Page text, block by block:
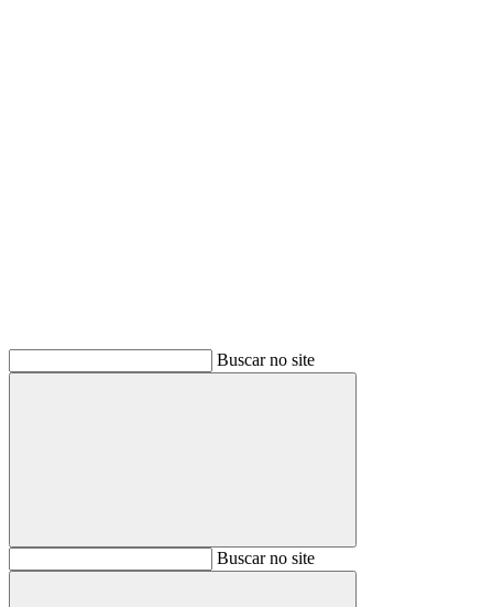
Buscar no site
BuscarBuscar no site